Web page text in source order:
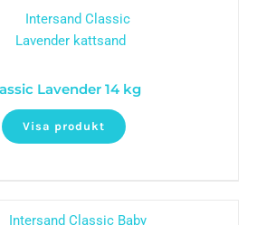
Lavender 14 kg
Visa produkt